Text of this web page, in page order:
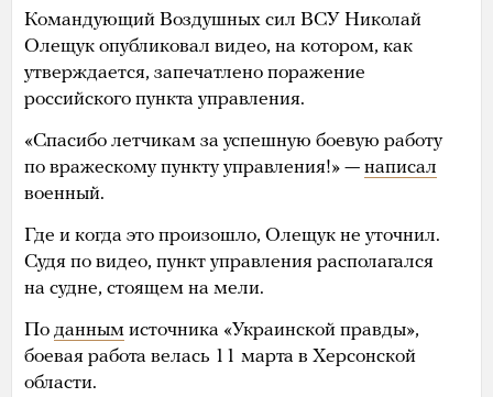
Командующий Воздушных сил ВСУ Николай
Олещук опубликовал видео, на котором, как
утверждается, запечатлено поражение
российского пункта управления.
«Спасибо летчикам за успешную боевую работу
по вражескому пункту управления!» — написал
военный.
Где и когда это произошло, Олещук не уточнил.
Судя по видео, пункт управления располагался
на судне, стоящем на мели.
По данным источника «Украинской правды»,
боевая работа велась 11 марта в Херсонской
области.